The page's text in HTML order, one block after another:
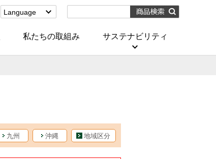
Language
(Corporate)
(บริการ)
私たちの取組み サステナビリティ
九州 沖縄 地域区分